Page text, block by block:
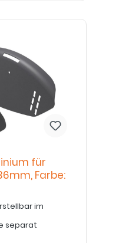
für
Farbe:
im
separat